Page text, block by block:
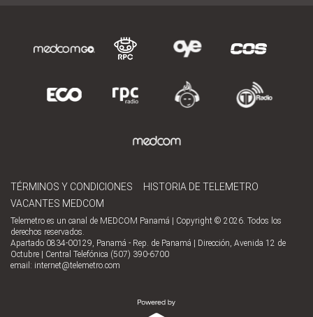
TÉRMINOS Y CONDICIONES
HISTORIA DE TELEMETRO
VACANTES MEDCOM
Telemetro es un canal de MEDCOM Panamá | Copyright © 2026. Todos los
derechos reservados.
Apartado 0834-00129, Panamá - Rep. de Panamá | Dirección, Avenida 12 de
Octubre | Central Telefónica (507) 390-6700
email: internet@telemetro.com